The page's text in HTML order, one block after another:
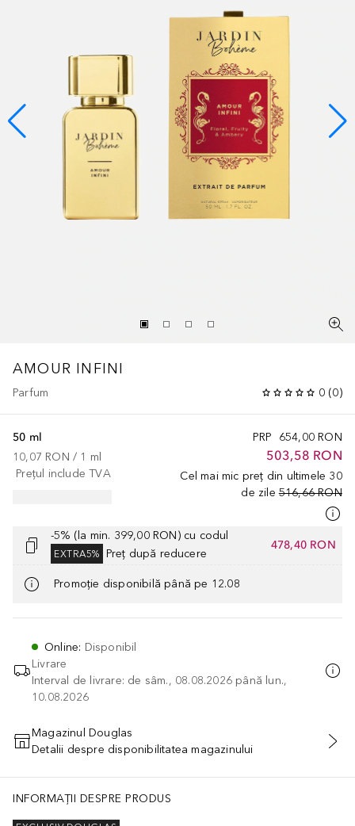
AMOUR INFINI
Parfum 0 (0)
PRP 654,00 RON
503,58 RON
Cel mai mic preț din ultimele 30
de zile 516,66 RON
50 ml
10,07 RON / 1 ml
Prețul include TVA
-5% (la min. 399,00 RON) cu codul
EXTRA5% Preț după reducere
478,40 RON
Promoție disponibilă până pe 12.08
Online: Disponibil
Livrare
Interval de livrare: de sâm., 08.08.2026 până lun.,
10.08.2026
ADĂUGAȚI ÎN COŞ
Magazinul Douglas
Detalii despre disponibilitatea magazinului
INFORMAȚII DESPRE PRODUS